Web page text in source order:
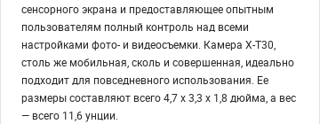
сенсорного экрана и предоставляющее опытным
пользователям полный контроль над всеми
настройками фото- и видеосъемки. Камера X-T30,
столь же мобильная, сколь и совершенная, идеально
подходит для повседневного использования. Ее
размеры составляют всего 4,7 x 3,3 x 1,8 дюйма, а вес
— всего 11,6 унции.